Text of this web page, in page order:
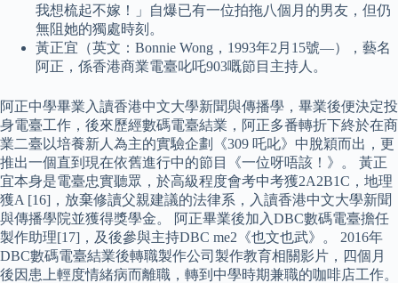
我想梳起不嫁！」自爆已有一位拍拖八個月的男友，但仍
無阻她的獨處時刻。
黃正宜（英文：Bonnie Wong，1993年2月15號—），藝名
阿正，係香港商業電臺叱吒903嘅節目主持人。
阿正中學畢業入讀香港中文大學新聞與傳播學，畢業後便決定投
身電臺工作，後來歷經數碼電臺結業，阿正多番轉折下終於在商
業二臺以培養新人為主的實驗企劃《309 吒叱》中脫穎而出，更
推出一個直到現在依舊進行中的節目《一位呀唔該！》。 黃正
宜本身是電臺忠實聽眾，於高級程度會考中考獲2A2B1C，地理
獲A [16]，放棄修讀父親建議的法律系，入讀香港中文大學新聞
與傳播學院並獲得獎學金。 阿正畢業後加入DBC數碼電臺擔任
製作助理[17]，及後參與主持DBC me2《也文也武》。 2016年
DBC數碼電臺結業後轉職製作公司製作教育相關影片，四個月
後因患上輕度情緒病而離職，轉到中學時期兼職的咖啡店工作。